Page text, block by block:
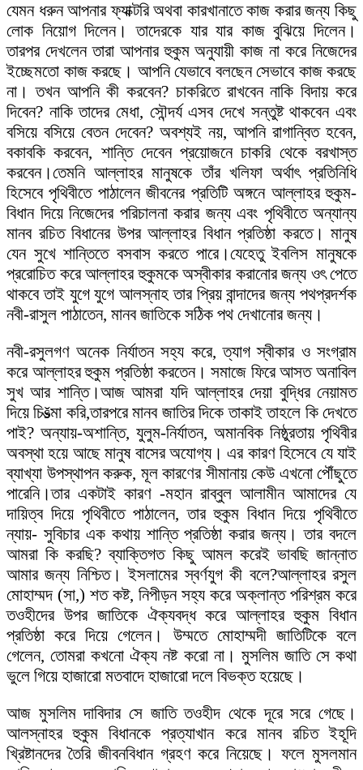
যেমন ধরুন আপনার ফ্যাক্টরি অথবা কারখানাতে কাজ করার জন্য কিছু
লোক নিয়োগ দিলেন। তাদেরকে যার যার কাজ বুঝিয়ে দিলেন।
তারপর দেখলেন তারা আপনার হুকুম অনুযায়ী কাজ না করে নিজেদের
ইচ্ছেমতো কাজ করছে। আপনি যেভাবে বলছেন সেভাবে কাজ করছে
না। তখন আপনি কী করবেন? চাকরিতে রাখবেন নাকি বিদায় করে
দিবেন? নাকি তাদের মেধা, সৌন্দর্য এসব দেখে সন্তুষ্ট থাকবেন এবং
বসিয়ে বসিয়ে বেতন দেবেন? অবশ্যই নয়, আপনি রাগান্বিত হবেন,
বকাবকি করবেন, শান্তি দেবেন প্রয়োজনে চাকরি থেকে বরখাস্ত
করবেন।তেমনি আল্লাহর মানুষকে তাঁর খলিফা অর্থাৎ প্রতিনিধি
হিসেবে পৃথিবীতে পাঠালেন জীবনের প্রতিটি অঙ্গনে আল্লাহর হুকুম-
বিধান দিয়ে নিজেদের পরিচালনা করার জন্য এবং পৃথিবীতে অন্যান্য
মানব রচিত বিধানের উপর আল্লাহর বিধান প্রতিষ্ঠা করতে। মানুষ
যেন সুখে শান্তিতে বসবাস করতে পারে।যেহেতু ইবলিস মানুষকে
প্ররোচিত করে আল্লাহর হুকুমকে অস্বীকার করানোর জন্য ওৎ পেতে
থাকবে তাই যুগে যুগে আলস্নাহ তার প্রিয় বান্দাদের জন্য পথপ্রদর্শক
নবী-রাসুল পাঠাতেন, মানব জাতিকে সঠিক পথ দেখানোর জন্য।
নবী-রসুলগণ অনেক নির্যাতন সহ্য করে, ত্যাগ স্বীকার ও সংগ্রাম
করে আল্লাহর হুকুম প্রতিষ্ঠা করতেন। সমাজে ফিরে আসত অনাবিল
সুখ আর শান্তি।আজ আমরা যদি আল্লাহর দেয়া বুদ্ধির নেয়ামত
দিয়ে চিšত্মা করি,তারপরে মানব জাতির দিকে তাকাই তাহলে কি দেখতে
পাই? অন্যায়-অশান্তি, যুলুম-নির্যাতন, অমানবিক নিষ্ঠুরতায় পৃথিবীর
অবস্থা হয়ে আছে মানুষ বাসের অযোগ্য। এর কারণ হিসেবে যে যাই
ব্যাখ্যা উপস্থাপন করুক, মূল কারণের সীমানায় কেউ এখনো পৌঁছুতে
পারেনি।তার একটাই কারণ -মহান রাব্বুল আলামীন আমাদের যে
দায়িত্ব দিয়ে পৃথিবীতে পাঠালেন, তার হুকুম বিধান দিয়ে পৃথিবীতে
ন্যায়- সুবিচার এক কথায় শান্তি প্রতিষ্ঠা করার জন্য। তার বদলে
আমরা কি করছি? ব্যাক্তিগত কিছু আমল করেই ভাবছি জান্নাত
আমার জন্য নিশ্চিত। ইসলামের স্বর্ণযুগ কী বলে?আল্লাহর রসুল
মোহাম্মদ (সা,) শত কষ্ট, নিপীড়ন সহ্য করে অক্লান্ত পরিশ্রম করে
তওহীদের উপর জাতিকে ঐক্যবদ্ধ করে আল্লাহর হুকুম বিধান
প্রতিষ্ঠা করে দিয়ে গেলেন। উম্মতে মোহাম্মদী জাতিটিকে বলে
গেলেন, তোমরা কখনো ঐক্য নষ্ট করো না। মুসলিম জাতি সে কথা
ভুলে গিয়ে হাজারো মতবাদে হাজারো দলে বিভক্ত হয়েছে।
আজ মুসলিম দাবিদার সে জাতি তওহীদ থেকে দূরে সরে গেছে।
আলস্নাহর হুকুম বিধানকে প্রত্যাখান করে মানব রচিত ইহূদি
খ্রিষ্টানদের তৈরি জীবনবিধান গ্রহণ করে নিয়েছে। ফলে মুসলমান